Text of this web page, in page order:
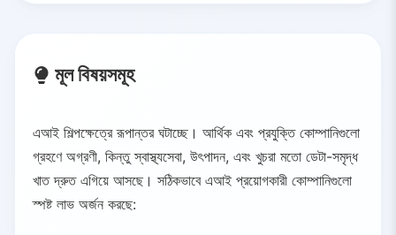
মূল বিষয়সমূহ
এআই শিল্পক্ষেত্রে রূপান্তর ঘটাচ্ছে। আর্থিক এবং প্রযুক্তি কোম্পানিগুলো
গ্রহণে অগ্রণী, কিন্তু স্বাস্থ্যসেবা, উৎপাদন, এবং খুচরা মতো ডেটা-সমৃদ্ধ
খাত দ্রুত এগিয়ে আসছে। সঠিকভাবে এআই প্রয়োগকারী কোম্পানিগুলো
স্পষ্ট লাভ অর্জন করছে: